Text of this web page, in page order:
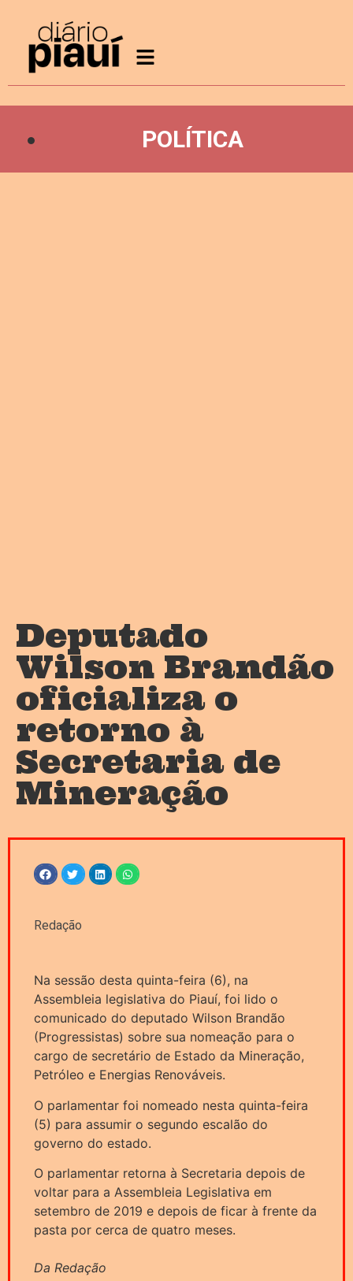
POLÍTICA
Deputado
Wilson Brandão
oficializa o
retorno à
Secretaria de
Mineração
Redação
Na sessão desta quinta-feira (6), na
Assembleia legislativa do Piauí, foi lido o
comunicado do deputado Wilson Brandão
(Progressistas) sobre sua nomeação para o
cargo de secretário de Estado da Mineração,
Petróleo e Energias Renováveis.
O parlamentar foi nomeado nesta quinta-feira
(5) para assumir o segundo escalão do
governo do estado.
O parlamentar retorna à Secretaria depois de
voltar para a Assembleia Legislativa em
setembro de 2019 e depois de ficar à frente da
pasta por cerca de quatro meses.
Da Redação